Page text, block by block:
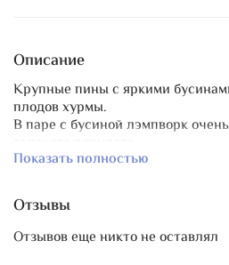
Описание
Крупные пины с яркими
плодов хурмы.
В паре с бусиной лэмпворк
Пин собран на базе острой
Бусины могут чуть отличаться
ручной работы.
Без повтора.
Показать полностью
Отзывы
Отзывов еще никто не оставлял